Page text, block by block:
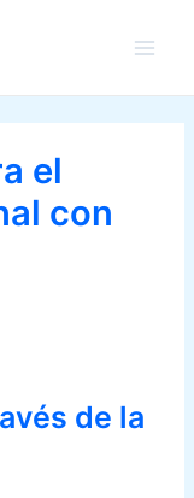
el
con
de la